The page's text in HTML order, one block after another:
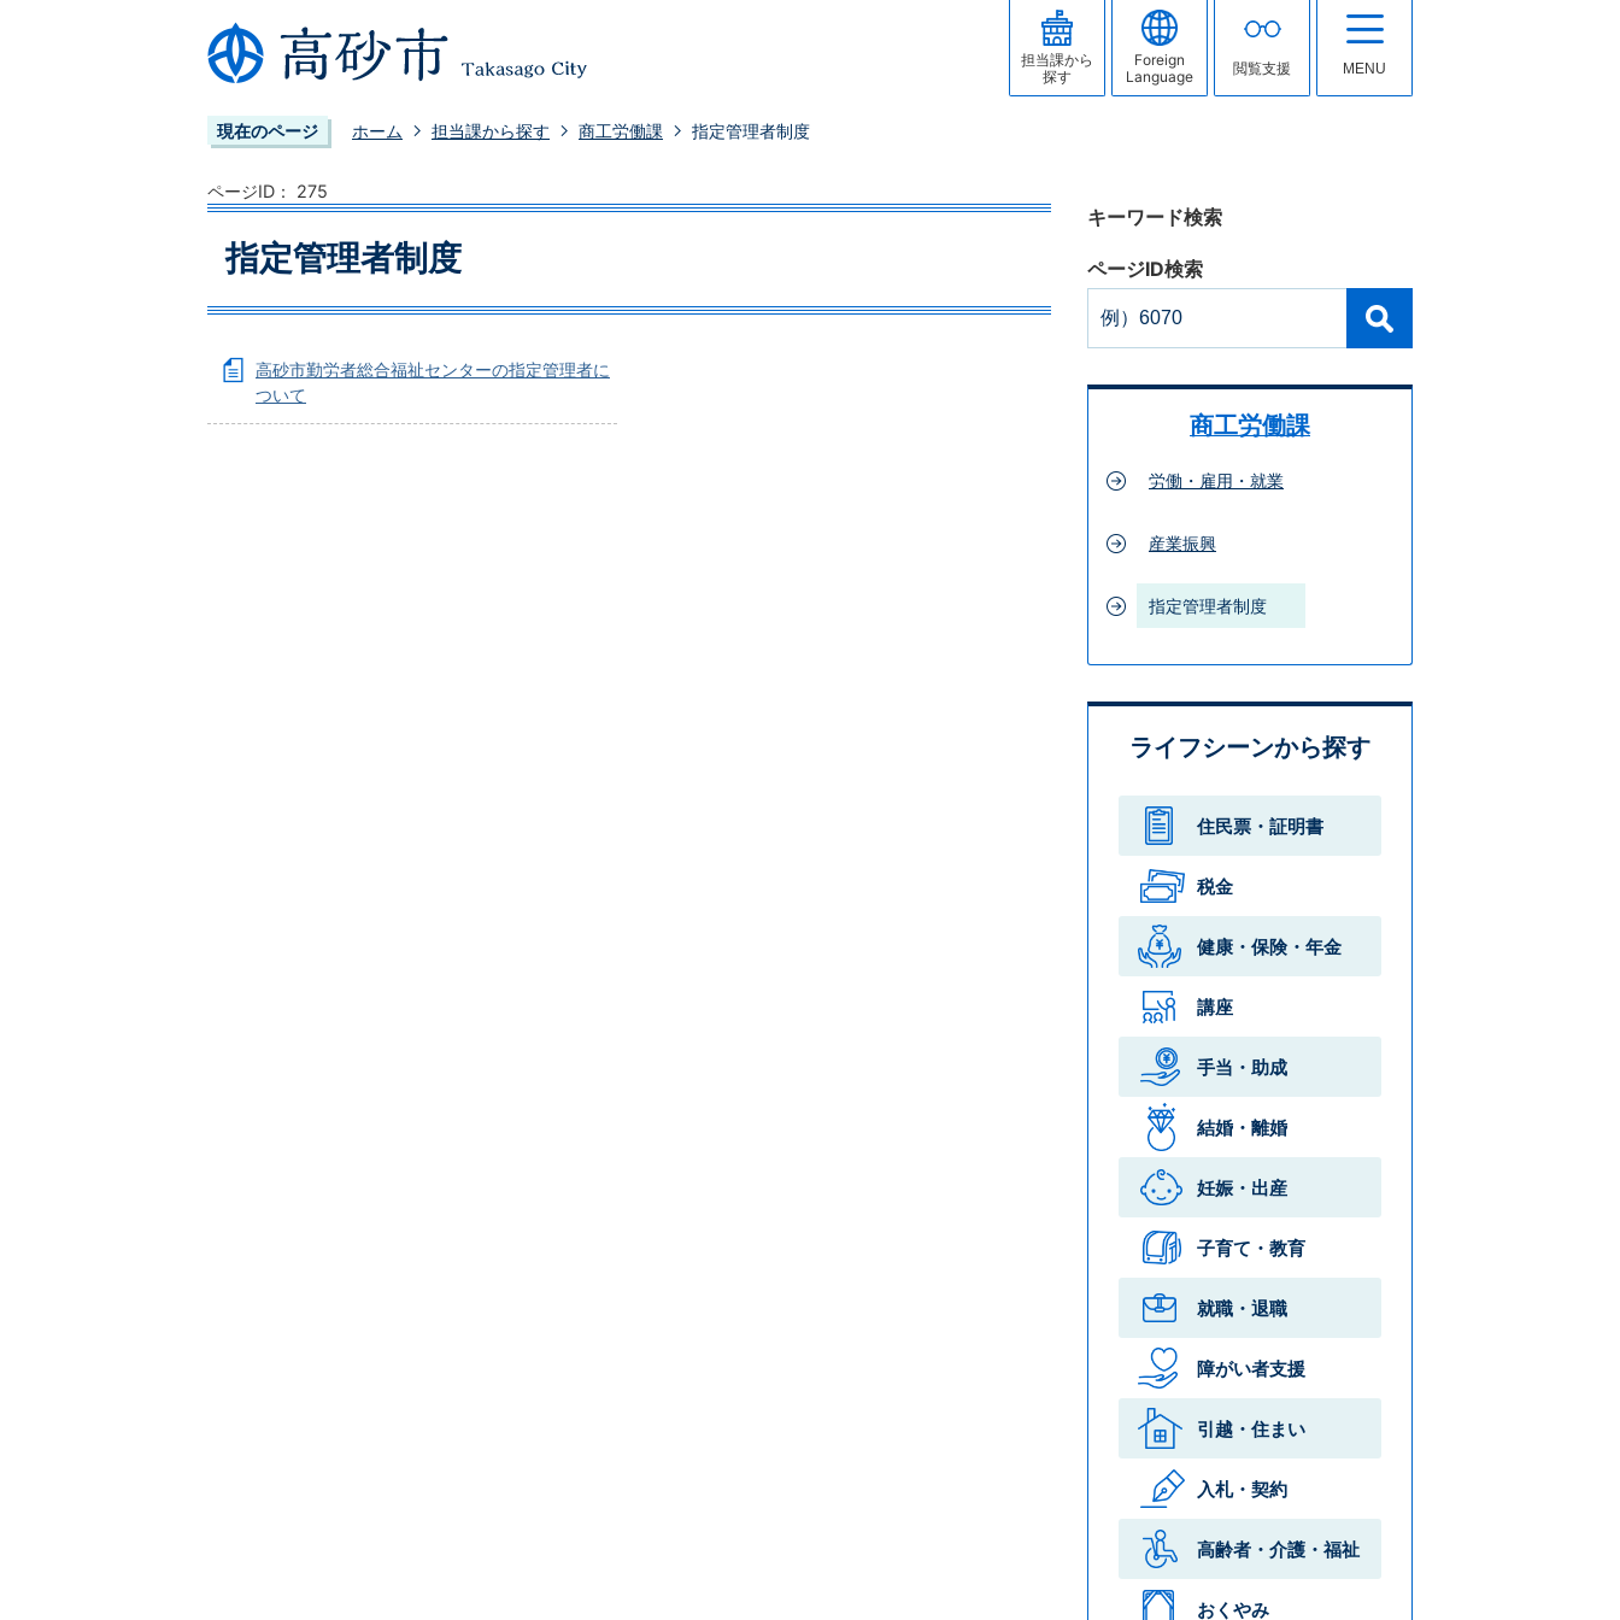
担当課から
探す
Foreign
Language
閲覧支援 MENU
現在のページ ホーム 担当課から探す 商工労働課 指定管理者制度
ページID： 275
指定管理者制度
高砂市勤労者総合福祉センターの指定管理者に
ついて
キーワード検索
ページID検索
商工労働課
労働・雇用・就業
産業振興
指定管理者制度
ライフシーンから探す
住民票・ 証明書
税金
健康・保険・ 年金
講座
手当・助成
結婚・離婚
妊娠・出産
子育て・教育
就職・退職
障がい者支援
引越・住まい
入札・契約
高齢者・介護・ 福祉
おくやみ